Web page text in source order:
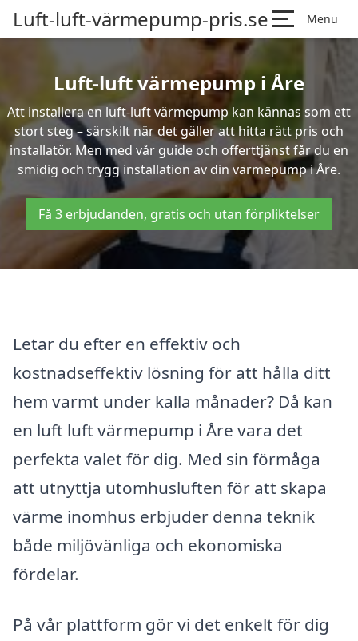
Luft-luft-värmepump-pris.se Menu
Luft-luft värmepump i Åre
Att installera en luft-luft värmepump kan kännas som ett
stort steg – särskilt när det gäller att hitta rätt pris och
installatör. Men med vår guide och offerttjänst får du en
smidig och trygg installation av din värmepump i Åre.
Få 3 erbjudanden, gratis och utan förpliktelser
Letar du efter en effektiv och
kostnadseffektiv lösning för att hålla ditt
hem varmt under kalla månader? Då kan
en luft luft värmepump i Åre vara det
perfekta valet för dig. Med sin förmåga
att utnyttja utomhusluften för att skapa
värme inomhus erbjuder denna teknik
både miljövänliga och ekonomiska
fördelar.
På vår plattform gör vi det enkelt för dig